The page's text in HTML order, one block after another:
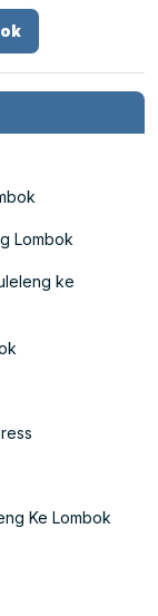
Lombok
ke
Ke Lombok